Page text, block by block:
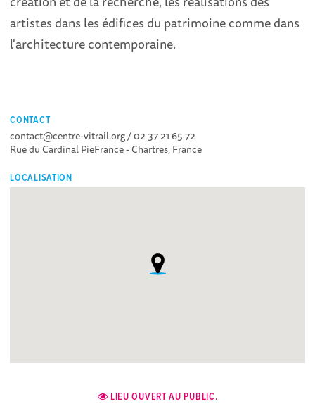
artistes dans les édifices du patrimoine comme dans
l'architecture contemporaine.
CONTACT
contact@centre-vitrail.org / 02 37 21 65 72
Rue du Cardinal PieFrance - Chartres, France
LOCALISATION
LIEU OUVERT AU PUBLIC.